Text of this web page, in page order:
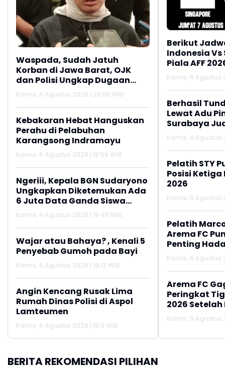
Waspada, Sudah Jatuh
Korban di Jawa Barat, OJK
dan Polisi Ungkap Dugaan
Penipuan Modus Titip Limit
Paylater
Kamis, 6 Agustus 2026 | 20:00 WIB
Kebakaran Hebat Hanguskan
Perahu di Pelabuhan
Karangsong Indramayu
Kamis, 6 Agustus 2026 | 19:56 WIB
Ngeriii, Kepala BGN Sudaryono
Ungkapkan Diketemukan Ada
6 Juta Data Ganda Siswa
Penerima MBG
Kamis, 6 Agustus 2026 | 19:48 WIB
Wajar atau Bahaya? , Kenali 5
Penyebab Gumoh pada Bayi
Kamis, 6 Agustus 2026 | 19:12 WIB
Angin Kencang Rusak Lima
Rumah Dinas Polisi di Aspol
Lamteumen
Kamis, 6 Agustus 2026 | 19:11 WIB
Berikut
Indonesia
Piala AFF
Kamis, 6 Agustus
Berhasil
Lewat Adu
Surabaya
2026
Kamis, 6 Agustus
Pelatih STY
Posisi Ketiga
2026
Kamis, 6 Agustus
Pelatih
Arema FC
Penting
Kamis, 6 Agustus
Arema FC
Peringkat
2026
Persija
Kamis, 6 Agustus
BERITA REKOMENDASI PILIHAN